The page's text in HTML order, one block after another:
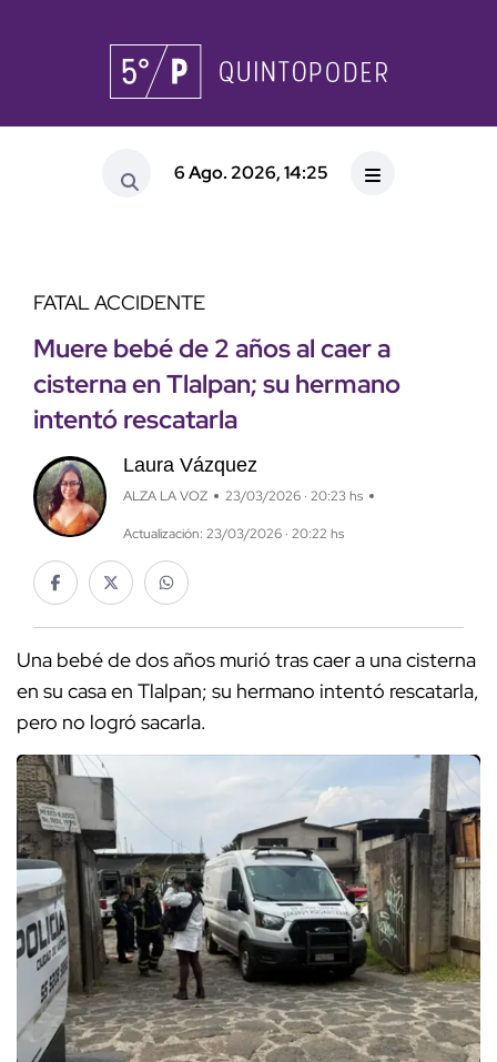
6 Ago. 2026, 14:25
FATAL ACCIDENTE
Muere bebé de 2 años al caer a
cisterna en Tlalpan; su hermano
intentó rescatarla
Laura Vázquez
ALZA LA VOZ 23/03/2026 · 20:23 hs
Actualización: 23/03/2026 · 20:22 hs
Una bebé de dos años murió tras caer a una cisterna
en su casa en Tlalpan; su hermano intentó rescatarla,
pero no logró sacarla.